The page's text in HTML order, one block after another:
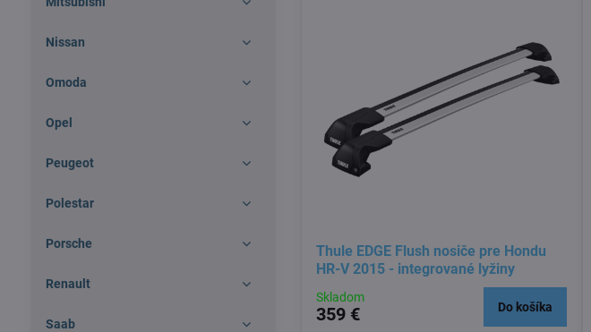
Thule EDGE Flush nosiče pre Hondu
HR-V 2015 - integrované lyžiny
Skladom
359 € Do košíka
Nissan
Omoda
Opel
Peugeot
Polestar
Porsche
Renault
Saab